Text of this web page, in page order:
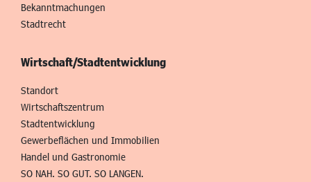
Bekanntmachungen
Stadtrecht
Wirtschaft/Stadtentwicklung
Standort
Wirtschaftszentrum
Stadtentwicklung
Gewerbeflächen und Immobilien
Handel und Gastronomie
SO NAH. SO GUT. SO LANGEN.